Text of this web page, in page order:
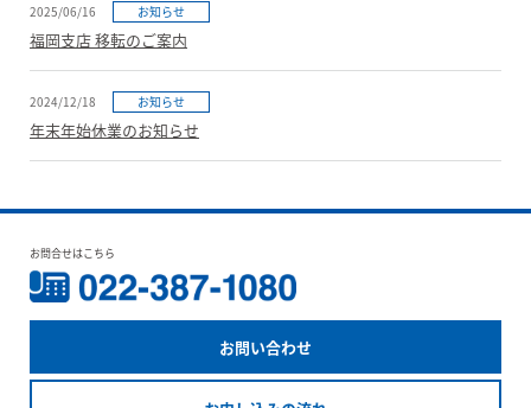
2025/06/16 お知らせ
福岡支店 移転のご案内
2024/12/18 お知らせ
年末年始休業のお知らせ
お問合せはこちら
お問い合わせ